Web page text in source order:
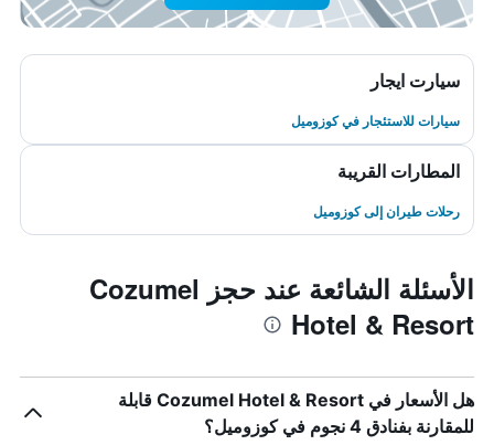
سيارت ايجار
سيارات للاستئجار في كوزوميل
المطارات القريبة
رحلات طيران إلى كوزوميل
الأسئلة الشائعة عند حجز Cozumel
Hotel & Resort
هل الأسعار في Cozumel Hotel & Resort قابلة
للمقارنة بفنادق 4 نجوم في كوزوميل؟